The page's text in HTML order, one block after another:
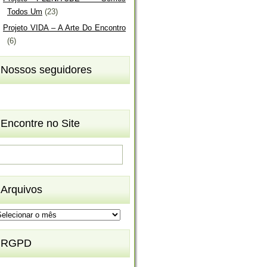
Todos Um (23)
Projeto VIDA – A Arte Do Encontro
(6)
Nossos seguidores
Encontre no Site
Arquivos
RGPD